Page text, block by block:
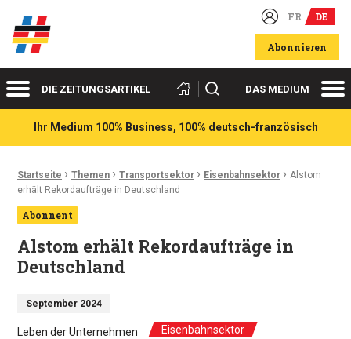
Deutsch-französische Wirtschaftsakteure FR DE
Abonnieren
MenüDIE ZEITUNGSARTIKEL Suchen DAS MEDIUM
Ihr Medium 100% Business, 100% deutsch-französisch
Ariadnefaden:
Startseite › Themen › Transportsektor › Eisenbahnsektor › Alstom
erhält Rekordaufträge in Deutschland
Abonnent
Alstom erhält Rekordaufträge in
Deutschland
September 2024
Leben der Unternehmen Eisenbahnsektor